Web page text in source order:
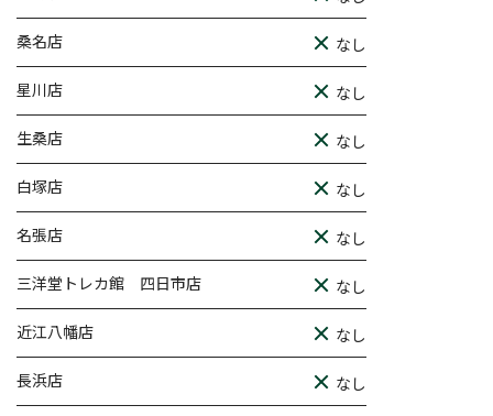
桑名店 なし
星川店 なし
生桑店 なし
白塚店 なし
名張店 なし
三洋堂トレカ館 四日市店 なし
近江八幡店 なし
長浜店 なし